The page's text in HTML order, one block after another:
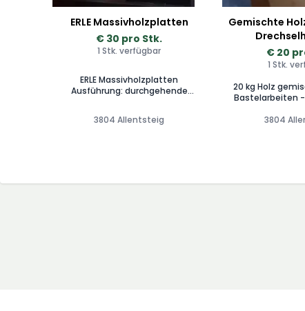
ERLE Massivholzplatten
€ 30 pro Stk.
1 Stk. verfügbar
ERLE Massivholzplatten
Ausführung: durchgehende
Preis: ab 30€/m² (abhängig von
3804 Allentsteig
Gemischte
€ 20
1 Stk.
20 kg Holz
Bastelarbeiten
3804